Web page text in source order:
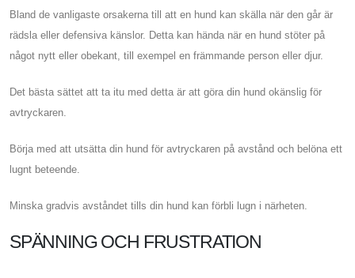
Bland de vanligaste orsakerna till att en hund kan skälla när den går är
rädsla eller defensiva känslor. Detta kan hända när en hund stöter på
något nytt eller obekant, till exempel en främmande person eller djur.
Det bästa sättet att ta itu med detta är att göra din hund okänslig för
avtryckaren.
Börja med att utsätta din hund för avtryckaren på avstånd och belöna ett
lugnt beteende.
Minska gradvis avståndet tills din hund kan förbli lugn i närheten.
SPÄNNING OCH FRUSTRATION